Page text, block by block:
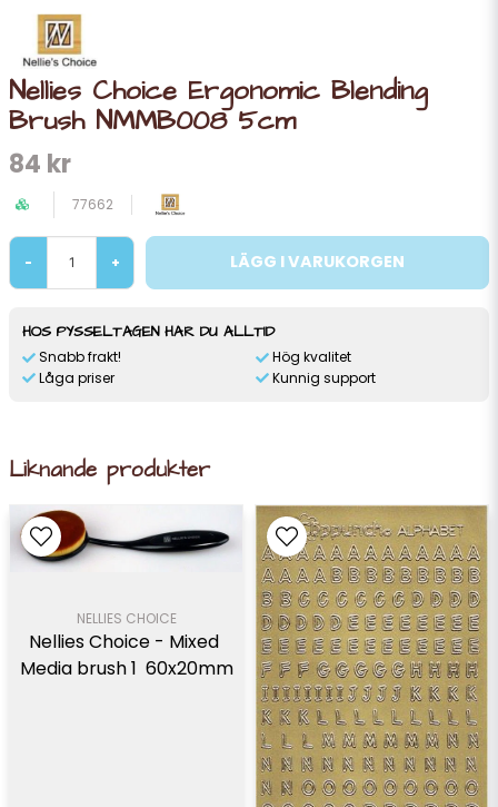
Nellies Choice Ergonomic Blending
Brush NMMB008 5cm
84 kr
77662
- + LÄGG I VARUKORGEN
HOS PYSSELTAGEN HAR DU ALLTID
Snabb frakt!
Låga priser
Hög kvalitet
Kunnig support
Liknande produkter
NELLIES CHOICE
Nellies Choice - Mixed
Media brush 1  60x20mm